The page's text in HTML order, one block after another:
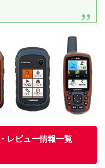
レビュー情報一覧